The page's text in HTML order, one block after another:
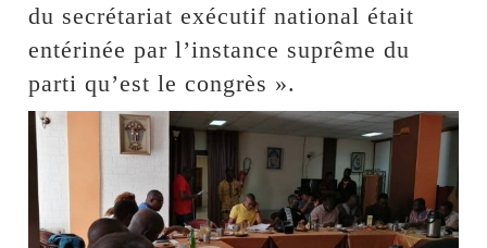
du secrétariat exécutif national était
entérinée par l’instance suprême du
parti qu’est le congrès ».